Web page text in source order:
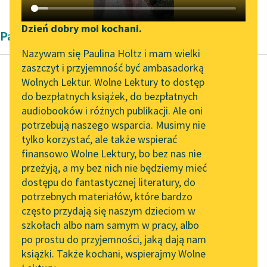
Katalog DAISY
Podkasty o książkach
Zgłoś brak utworu
Aktualności
Spotkanie z Katarzyną
Tunkiel w Oslo
Wolne Lektury na 32.
Pol’and’Rock Festivalu
„Kochanek Lady
Chatterley” do słuchania
na Wolnych Lekturach
Nowy audiobook –
„Marzenie o Oriencie”
Sophie Elkan
Kolekcja Nadwyraz.com x
Narzędzia
Mapa Wolnych Lektur
Leśmianator
Przewodnik dla piszących i
czytających
API
OAI-PMH
Widget Wolnych Lektur
Przypisy
Dzień dobry moi kochani.
Nazywam się Paulina Holtz i mam wielki
zaszczyt i przyjemność być ambasadorką
Wolnych Lektur. Wolne Lektury to dostęp
do bezpłatnych książek, do bezpłatnych
audiobooków i różnych publikacji. Ale oni
potrzebują naszego wsparcia. Musimy nie
tylko korzystać, ale także wspierać
finansowo Wolne Lektury, bo bez nas nie
przeżyją, a my bez nich nie będziemy mieć
dostępu do fantastycznej literatury, do
potrzebnych materiałów, które bardzo
często przydają się naszym dzieciom w
szkołach albo nam samym w pracy, albo
po prostu do przyjemności, jaką dają nam
książki. Także kochani, wspierajmy Wolne
Pamiętnik
Jędrzej Kitowicz
Opis obyczajów i
zwyczajów za
panowania
Augusta III
Była to swawola
powszechna w całym
kraju, tak między
pospólstwem jako też
między